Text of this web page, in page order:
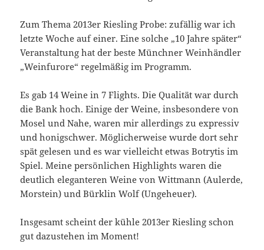
Zum Thema 2013er Riesling Probe: zufällig war ich
letzte Woche auf einer. Eine solche „10 Jahre später“
Veranstaltung hat der beste Münchner Weinhändler
„Weinfurore“ regelmäßig im Programm.
Es gab 14 Weine in 7 Flights. Die Qualität war durch
die Bank hoch. Einige der Weine, insbesondere von
Mosel und Nahe, waren mir allerdings zu expressiv
und honigschwer. Möglicherweise wurde dort sehr
spät gelesen und es war vielleicht etwas Botrytis im
Spiel. Meine persönlichen Highlights waren die
deutlich eleganteren Weine von Wittmann (Aulerde,
Morstein) und Bürklin Wolf (Ungeheuer).
Insgesamt scheint der kühle 2013er Riesling schon
gut dazustehen im Moment!